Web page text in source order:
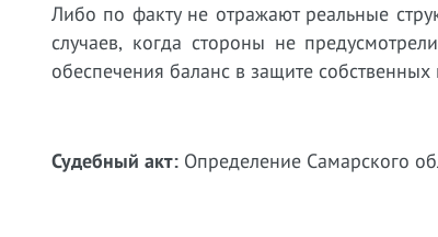
Либо по факту не отражают реальные
случаев, когда стороны не
обеспечения баланс в защите
Судебный акт: Определение Самарского